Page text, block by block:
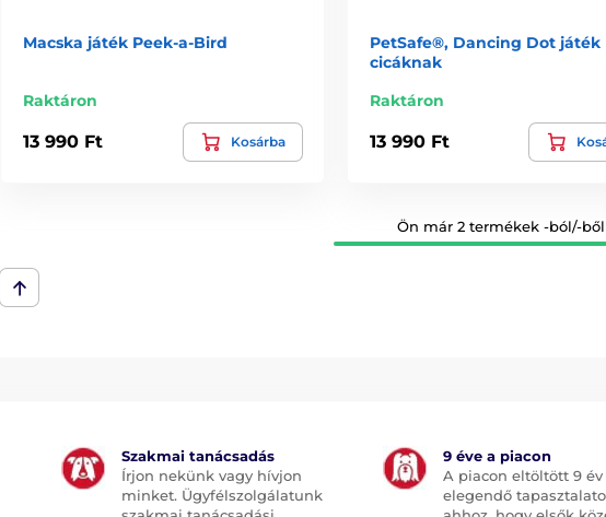
Macska játék Peek-a-Bird
Raktáron
13 990 Ft Kosárba
PetSafe®, Dancing Dot játék
cicáknak
Raktáron
13 990 Ft
Ön már 2 termékek -ból/-ből
Szakmai tanácsadás
Írjon nekünk vagy hívjon
minket. Ügyfélszolgálatunk
9 éve a piacon
A piacon eltöltött 9 év
elegendő